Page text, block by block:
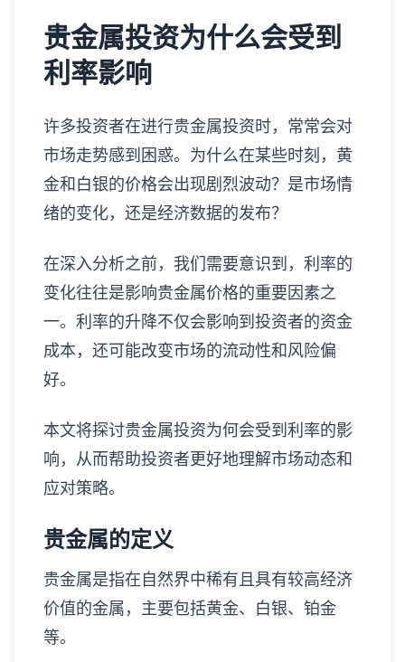
贵金属投资为什么会受到
利率影响
许多投资者在进行贵金属投资时，常常会对
市场走势感到困惑。为什么在某些时刻，黄
金和白银的价格会出现剧烈波动？是市场情
绪的变化，还是经济数据的发布？
在深入分析之前，我们需要意识到，利率的
变化往往是影响贵金属价格的重要因素之
一。利率的升降不仅会影响到投资者的资金
成本，还可能改变市场的流动性和风险偏
好。
本文将探讨贵金属投资为何会受到利率的影
响，从而帮助投资者更好地理解市场动态和
应对策略。
贵金属的定义
贵金属是指在自然界中稀有且具有较高经济
价值的金属，主要包括黄金、白银、铂金
等。